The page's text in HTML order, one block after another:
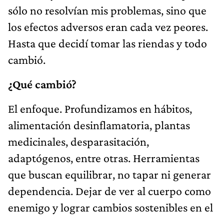
sólo no resolvían mis problemas, sino que
los efectos adversos eran cada vez peores.
Hasta que decidí tomar las riendas y todo
cambió.
¿Qué cambió?
El enfoque. Profundizamos en hábitos,
alimentación desinflamatoria, plantas
medicinales, desparasitación,
adaptógenos, entre otras. Herramientas
que buscan equilibrar, no tapar ni generar
dependencia. Dejar de ver al cuerpo como
enemigo y lograr cambios sostenibles en el